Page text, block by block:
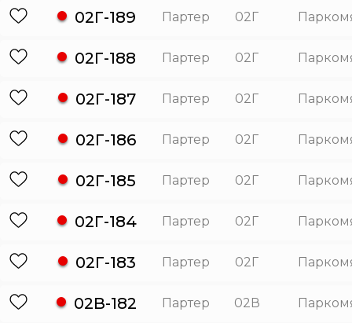
02Г-189 Партер 02Г
02Г-188 Партер 02Г
02Г-187 Партер 02Г
02Г-186 Партер 02Г
02Г-185 Партер 02Г
02Г-184 Партер 02Г
02Г-183 Партер 02Г
02В-182 Партер 02В